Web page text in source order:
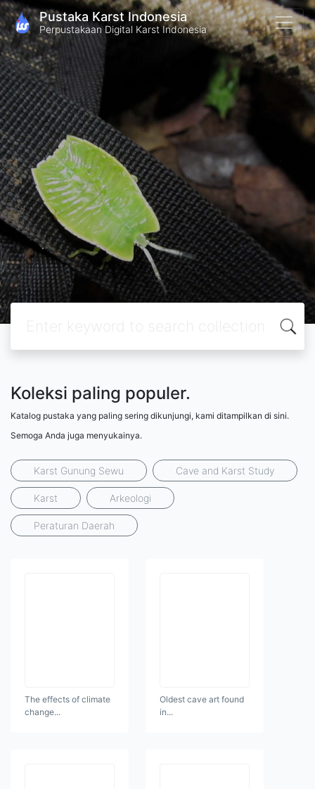
Pustaka Karst Indonesia
Perpustakaan Digital Karst Indonesia
Koleksi paling populer.
Katalog pustaka yang paling sering dikunjungi, kami ditampilkan di sini.
Semoga Anda juga menyukainya.
Karst Gunung Sewu Cave and Karst Study
Karst Arkeologi
Peraturan Daerah
The effects of climate
change...
Oldest cave art found
in...